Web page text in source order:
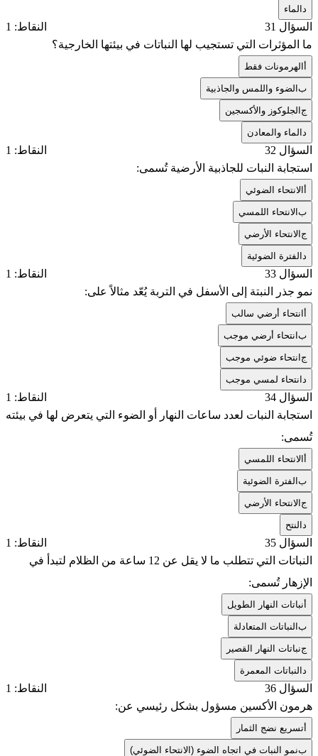
الماء
السؤال 31
النقاط: 1
ما المؤثرات التي تستجيب لها النباتات في بيئتها الخارجية؟
الهرمونات فقط
بالضوء واللمس والجاذبية
جالجلوكوز والأكسجين
الماء والمعادن
السؤال 32
النقاط: 1
استجابة النبات للجاذبية الأرضية تُسمى:
الانتحاء الضوئي
بالانتحاء اللمسي
جالانتحاء الأرضي
الفترة الضوئية
السؤال 33
النقاط: 1
نمو جذر النبتة إلى الأسفل في التربة يُعّد مثالاً على:
انتحاء أرضي سالب
بانتحاء أرضي موجب
جانتحاء ضوئي موجب
انتحاء لمسي موجب
السؤال 34
النقاط: 1
استجابة النبات لعدد ساعات النهار أو الضوء التي يتعرض لها في بيئته
تُسمى:
الانتحاء اللمسي
بالفترة الضوئية
جالانتحاء الأرضي
النتح
السؤال 35
النقاط: 1
النباتات التي تتطلب ما لا يقل عن 12 ساعة من الظلام لتبدأ في
الإزهار تُسمى:
نباتات النهار الطويل
بالنباتات المتعادلة
جنباتات النهار القصير
النباتات المعمرة
السؤال 36
النقاط: 1
هرمون الأكسين مسؤول بشكل رئيسي عن:
تسريع نضج الثمار
بنمو النبات في اتجاه الضوء (الانتحاء الضوئي)